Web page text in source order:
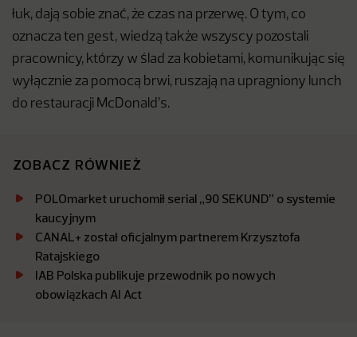
łuk, dają sobie znać, że czas na przerwę. O tym, co
oznacza ten gest, wiedzą także wszyscy pozostali
pracownicy, którzy w ślad za kobietami, komunikując się
wyłącznie za pomocą brwi, ruszają na upragniony lunch
do restauracji McDonald’s.
ZOBACZ RÓWNIEŻ
POLOmarket uruchomił serial „90 SEKUND” o systemie
kaucyjnym
CANAL+ został oficjalnym partnerem Krzysztofa
Ratajskiego
IAB Polska publikuje przewodnik po nowych
obowiązkach AI Act